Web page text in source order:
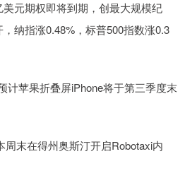
美元期权即将到期，创最大规模纪
纳指涨0.48%，标普500指数涨0.3
计苹果折叠屏iPhone将于第三季度末
周末在得州奥斯汀开启Robotaxi内